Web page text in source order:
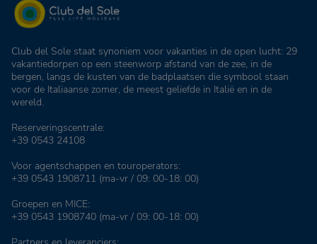
Club del Sole staat synoniem voor vakanties in de open lucht: 29
vakantiedorpen op een steenworp afstand van de zee, in de
bergen, langs de kusten van de badplaatsen die symbool staan
voor de Italiaanse zomer, de meest geliefde in Italië en in de
wereld.
Reserveringscentrale:
+39 0543 24108
Voor agentschappen en touroperators:
+39 0543 1908711 (ma-vr / 09: 00-18: 00)
Groepen en MICE:
+39 0543 1908740 (ma-vr / 09: 00-18: 00)